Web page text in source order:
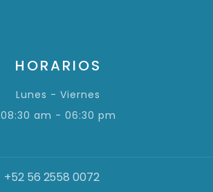
HORARIOS
Lunes - Viernes
08:30 am - 06:30 pm
+52 56 2558 0072